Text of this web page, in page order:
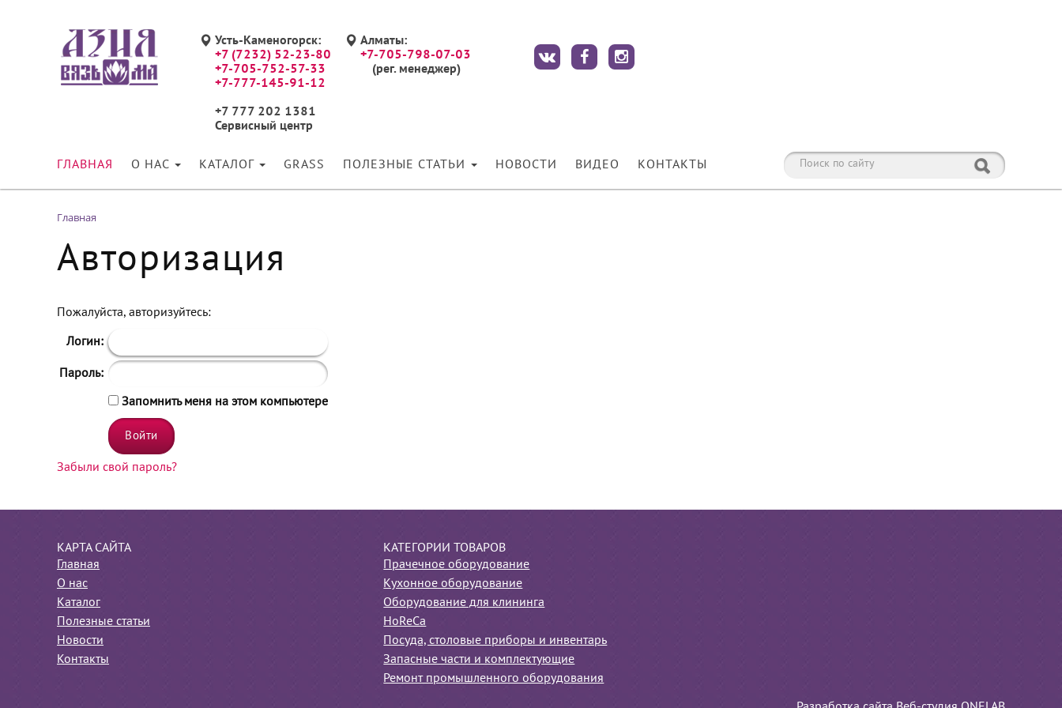
Усть-Каменогорск:
+7 (7232) 52-23-80
+7-705-752-57-33
+7-777-145-91-12
+7 777 202 1381
Сервисный центр
Алматы:
+7-705-798-07-03
(рег. менеджер)
ГЛАВНАЯ О НАС КАТАЛОГ GRASS ПОЛЕЗНЫЕ СТАТЬИ НОВОСТИ ВИДЕО КОНТАКТЫ
Главная
Авторизация
Пожалуйста, авторизуйтесь:
Логин:
Пароль:
Запомнить меня на этом компьютере
Забыли свой пароль?
КАРТА САЙТА
Главная
О нас
Каталог
Полезные статьи
Новости
Контакты
КАТЕГОРИИ ТОВАРОВ
Прачечное оборудование
Кухонное оборудование
Оборудование для клининга
HoReCa
Посуда, столовые приборы и инвентарь
Запасные части и комплектующие
Ремонт промышленного оборудования